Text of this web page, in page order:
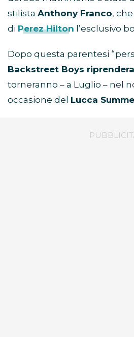
stilista Anthony Franco,
di Perez Hilton l’esclusivo
Dopo questa parentesi
Backstreet Boys
torneranno – a Luglio – nel
occasione del Lucca